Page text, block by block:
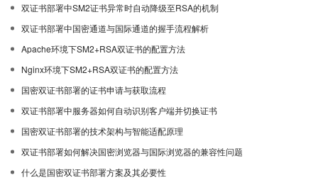
双证书部署中SM2证书异常时自动降级至RSA的机制
双证书部署中国密通道与国际通道的握手流程解析
Apache环境下SM2+RSA双证书的配置方法
Nginx环境下SM2+RSA双证书的配置方法
国密双证书部署的证书申请与获取流程
双证书部署中服务器如何自动识别客户端并切换证书
国密双证书部署的技术架构与智能适配原理
双证书部署如何解决国密浏览器与国际浏览器的兼容性问题
什么是国密双证书部署方案及其必要性